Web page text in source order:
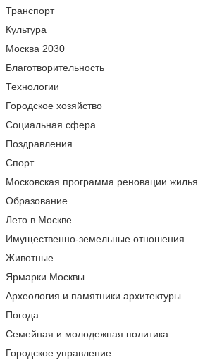
Транспорт
Культура
Москва 2030
Благотворительность
Технологии
Городское хозяйство
Социальная сфера
Поздравления
Спорт
Московская программа реновации жилья
Образование
Лето в Москве
Имущественно-земельные отношения
Животные
Ярмарки Москвы
Археология и памятники архитектуры
Погода
Семейная и молодежная политика
Городское управление